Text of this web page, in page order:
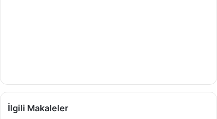
İlgili Makaleler